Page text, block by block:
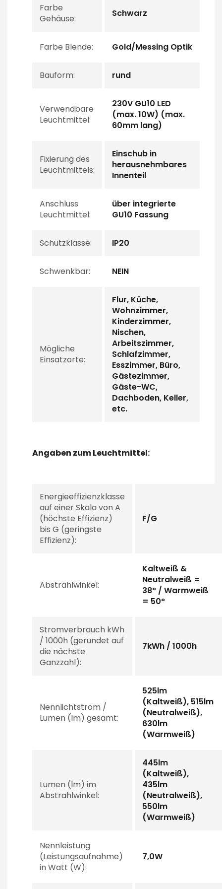
Farbe
Gehäuse:
Schwarz
Farbe Blende: Gold/Messing Optik
Bauform: rund
Verwendbare
Leuchtmittel:
230V GU10 LED
(max. 10W) (max.
60mm lang)
Fixierung des
Leuchtmittels:
Einschub in
herausnehmbares
Innenteil
Anschluss
Leuchtmittel:
über integrierte
GU10 Fassung
Schutzklasse: IP20
Schwenkbar: NEIN
Mögliche
Einsatzorte:
Flur, Küche,
Wohnzimmer,
Kinderzimmer,
Nischen,
Arbeitszimmer,
Schlafzimmer,
Esszimmer, Büro,
Gästezimmer,
Gäste-WC,
Dachboden, Keller,
etc.
Angaben zum Leuchtmittel:
Energieeffizienzklasse
auf einer Skala von A
(höchste Effizienz)
bis G (geringste
Effizienz):
F/G
Abstrahlwinkel:
Kaltweiß &
Neutralweiß =
38° / Warmweiß
= 50°
Stromverbrauch kWh
/ 1000h (gerundet auf
die nächste
Ganzzahl):
7kWh / 1000h
Nennlichtstrom /
Lumen (lm) gesamt:
525lm
(Kaltweiß), 515lm
(Neutralweiß),
630lm
(Warmweiß)
Lumen (lm) im
Abstrahlwinkel:
445lm
(Kaltweiß),
435lm
(Neutralweiß),
550lm
(Warmweiß)
Nennleistung
(Leistungsaufnahme)
in Watt (W):
7,0W